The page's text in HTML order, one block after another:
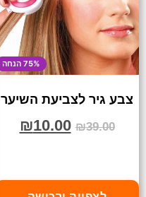
75% הנחה
צבע גיר לצביעת השיער
₪39.00
₪10.00